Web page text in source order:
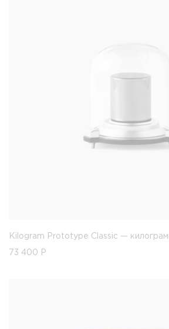
Kilogram Prototype Classic —
73 400 Р